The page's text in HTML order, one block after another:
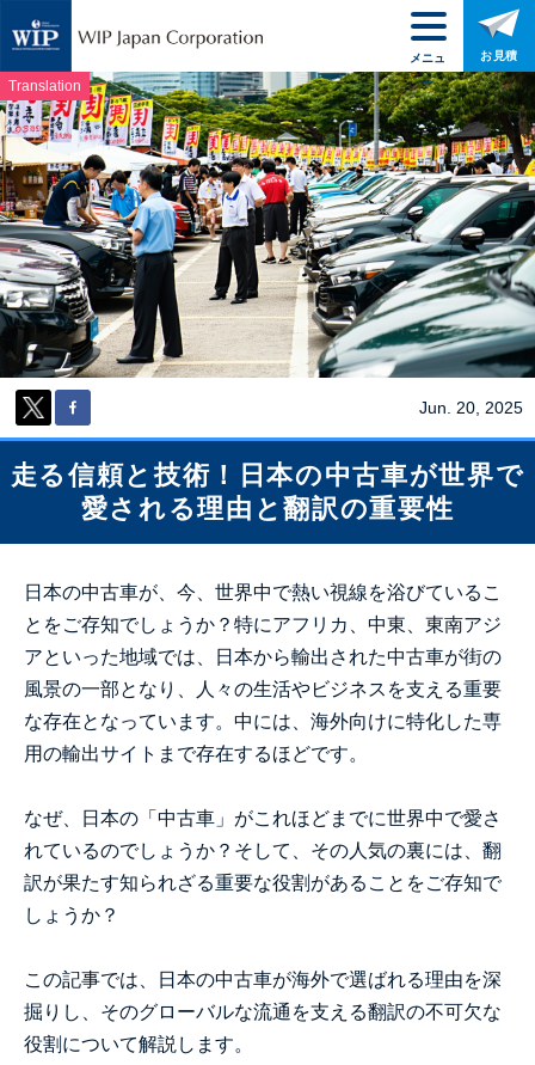
Translation
Jun. 20, 2025
走る信頼と技術！日本の中古車が世界で
愛される理由と翻訳の重要性
日本の中古車が、今、世界中で熱い視線を浴びているこ
とをご存知でしょうか？特にアフリカ、中東、東南アジ
アといった地域では、日本から輸出された中古車が街の
風景の一部となり、人々の生活やビジネスを支える重要
な存在となっています。中には、海外向けに特化した専
用の輸出サイトまで存在するほどです。
なぜ、日本の「中古車」がこれほどまでに世界中で愛さ
れているのでしょうか？そして、その人気の裏には、翻
訳が果たす知られざる重要な役割があることをご存知で
しょうか？
この記事では、日本の中古車が海外で選ばれる理由を深
掘りし、そのグローバルな流通を支える翻訳の不可欠な
役割について解説します。
メニュ
ー
お見積